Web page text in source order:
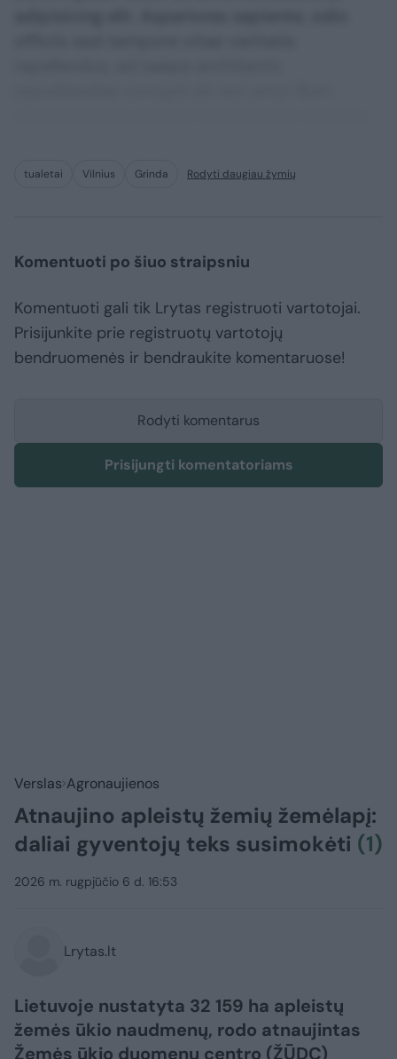
tualetai Vilnius Grinda Rodyti daugiau žymių
Komentuoti po šiuo straipsniu
Komentuoti gali tik Lrytas registruoti vartotojai.
Prisijunkite prie registruotų vartotojų
bendruomenės ir bendraukite komentaruose!
Rodyti komentarus
Prisijungti komentatoriams
Verslas Agronaujienos
Atnaujino apleistų žemių žemėlapį:
daliai gyventojų teks susimokėti (1)
2026 m. rugpjūčio 6 d. 16:53
Lrytas.lt
Lietuvoje nustatyta 32 159 ha apleistų
žemės ūkio naudmenų, rodo atnaujintas
Žemės ūkio duomenų centro (ŽŪDC)